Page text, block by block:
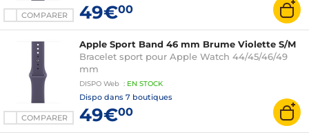
COMPARER 49€00
COMPARER
Apple Sport Band 46 mm Brume Violette S/M
Bracelet sport pour Apple Watch 44/45/46/49
mm
DISPO Web : EN STOCK
Dispo dans 7 boutiques
49€00